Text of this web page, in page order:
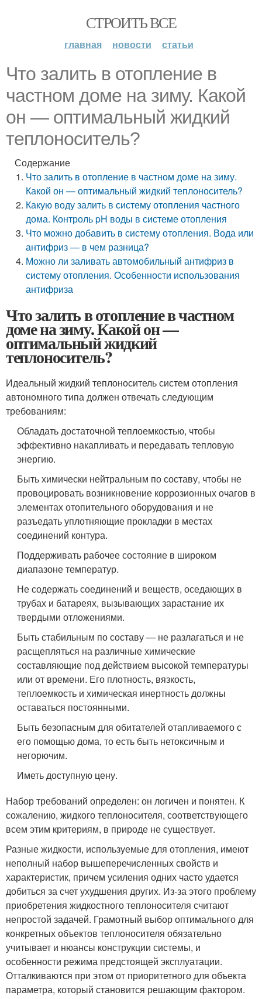
СТРОИТЬ ВСЕ
главная новости статьи
Что залить в отопление в
частном доме на зиму. Какой
он — оптимальный жидкий
теплоноситель?
Содержание
Что залить в отопление в частном доме на зиму.
Какой он — оптимальный жидкий теплоноситель?
Какую воду залить в систему отопления частного
дома. Контроль pH воды в системе отопления
Что можно добавить в систему отопления. Вода или
антифриз — в чем разница?
Можно ли заливать автомобильный антифриз в
систему отопления. Особенности использования
антифриза
Что залить в отопление в частном
доме на зиму. Какой он —
оптимальный жидкий
теплоноситель?
Идеальный жидкий теплоноситель систем отопления
автономного типа должен отвечать следующим
требованиям:
Обладать достаточной теплоемкостью, чтобы
эффективно накапливать и передавать тепловую
энергию.
Быть химически нейтральным по составу, чтобы не
провоцировать возникновение коррозионных очагов в
элементах отопительного оборудования и не
разъедать уплотняющие прокладки в местах
соединений контура.
Поддерживать рабочее состояние в широком
диапазоне температур.
Не содержать соединений и веществ, оседающих в
трубах и батареях, вызывающих зарастание их
твердыми отложениями.
Быть стабильным по составу — не разлагаться и не
расщепляться на различные химические
составляющие под действием высокой температуры
или от времени. Его плотность, вязкость,
теплоемкость и химическая инертность должны
оставаться постоянными.
Быть безопасным для обитателей отапливаемого с
его помощью дома, то есть быть нетоксичным и
негорючим.
Иметь доступную цену.
Набор требований определен: он логичен и понятен. К
сожалению, жидкого теплоносителя, соответствующего
всем этим критериям, в природе не существует.
Разные жидкости, используемые для отопления, имеют
неполный набор вышеперечисленных свойств и
характеристик, причем усиления одних часто удается
добиться за счет ухудшения других. Из-за этого проблему
приобретения жидкостного теплоносителя считают
непростой задачей. Грамотный выбор оптимального для
конкретных объектов теплоносителя обязательно
учитывает и нюансы конструкции системы, и
особенности режима предстоящей эксплуатации.
Отталкиваются при этом от приоритетного для объекта
параметра, который становится решающим фактором.